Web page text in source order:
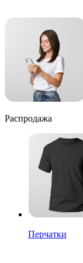
Распродажа
Перчатки